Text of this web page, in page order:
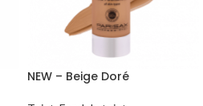
NEW – Beige Doré